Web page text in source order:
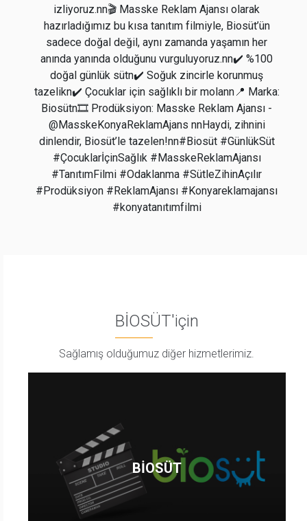
izliyoruz.nn🎬 Masske Reklam Ajansı olarak
hazırladığımız bu kısa tanıtım filmiyle, Biosüt’ün
sadece doğal değil, aynı zamanda yaşamın her
anında yanında olduğunu vurguluyoruz.nn✔️ %100
doğal günlük sütn✔️ Soğuk zincirle korunmuş
tazelikn✔️ Çocuklar için sağlıklı bir molann📍 Marka:
Biosütn🎞️ Prodüksiyon: Masske Reklam Ajansı -
@MasskeKonyaReklamAjans nnHaydi, zihnini
dinlendir, Biosüt’le tazelen!nn#Biosüt #GünlükSüt
#ÇocuklarİçinSağlık #MasskeReklamAjansı
#TanıtımFilmi #Odaklanma #SütleZihinAçılır
#Prodüksiyon #ReklamAjansı #Konyareklamajansı
#konyatanıtımfilmi
BİOSÜT'için
Sağlamış olduğumuz diğer hizmetlerimiz.
BİOSÜT